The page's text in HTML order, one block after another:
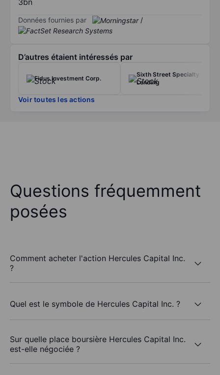
Données fournies par /
D’autres étaient intéressés par
Fidus Investment Corp.
Sixth Street Specialty
Lending
Voir toutes les actions
Questions fréquemment
posées
Comment acheter l'action Hercules Capital Inc.
?
Quel est le symbole de Hercules Capital Inc. ?
Sur quelle place boursière Hercules Capital Inc.
est-elle négociée ?